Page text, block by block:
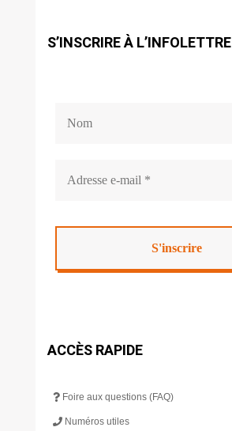
S’INSCRIRE À L’INFOLETTRE
ACCÈS RAPIDE
Foire aux questions (FAQ)
Numéros utiles